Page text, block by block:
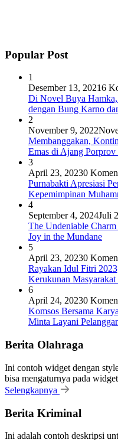
Popular Post
1
Desember 13, 20216
Di Novel Buya
dengan Bung Karno
2
November 9, 2022
Membanggakan,
Emas di Ajang
3
April 23, 20230
Purnabakti Apresiasi
Kepemimpinan
4
September 4, 2024Juli
The Undeniable
Joy in the Mundane
5
April 23, 20230
Rayakan Idul Fitri
Kerukunan
6
April 24, 20230
Komsos Bersama
Minta Layani
Berita Olahraga
Ini contoh widget dengan
bisa mengaturnya pada
Selengkapnya
Berita Kriminal
Ini adalah contoh deskripsi